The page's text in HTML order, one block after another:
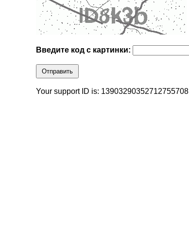
Введите код с картинки:
Отправить
Your support ID is: 13903290352712755708